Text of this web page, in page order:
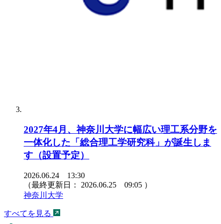
2027年4月、神奈川大学に幅広い理工系分野を
一体化した「総合理工学研究科」が誕生しま
す（設置予定）
2026.06.24 13:30
（最終更新日： 2026.06.25 09:05 ）
神奈川大学
すべてを見る